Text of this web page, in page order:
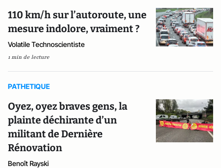
110 km/h sur l’autoroute, une
mesure indolore, vraiment ?
Volatile Technoscientiste
1 min de lecture
PATHETIQUE
Oyez, oyez braves gens, la
plainte déchirante d’un
militant de Dernière
Rénovation
Benoît Rayski